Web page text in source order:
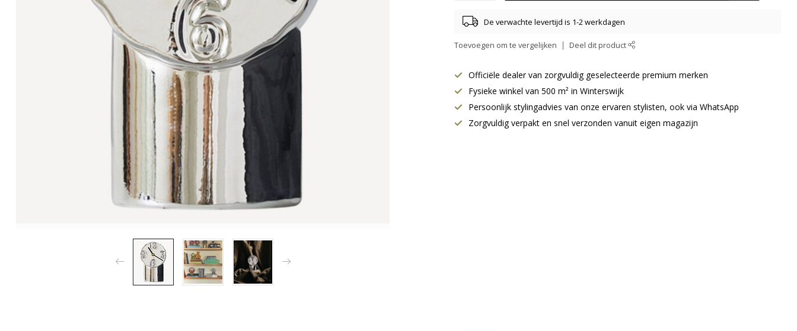
De verwachte levertijd is 1-2 werkdagen
Toevoegen om te vergelijken Deel dit product
Officiële dealer van zorgvuldig geselecteerde premium merken
Fysieke winkel van 500 m² in Winterswijk
Persoonlijk stylingadvies van onze ervaren stylisten, ook via WhatsApp
Zorgvuldig verpakt en snel verzonden vanuit eigen magazijn